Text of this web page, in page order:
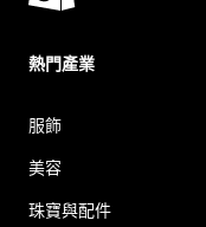
熱門產業
服飾
美容
珠寶與配件